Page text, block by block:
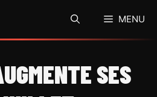
MENU
SES